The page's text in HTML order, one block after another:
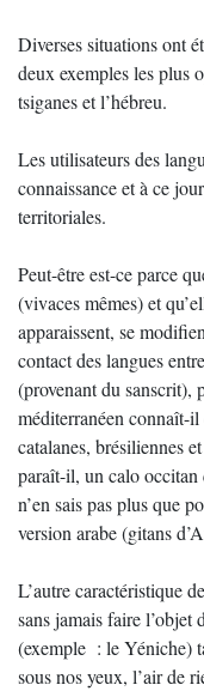
Diverses situations ont
deux exemples les plus
tsiganes et l’hébreu.
Les utilisateurs des
connaissance et à ce
territoriales.
Peut-être est-ce parce
(vivaces mêmes) et
apparaissent, se
contact des langues
(provenant du sanscrit),
méditerranéen connaît-il
catalanes, brésiliennes
paraît-il, un calo occitan
n’en sais pas plus que
version arabe (gitans
L’autre caractéristique
sans jamais faire l’objet
(exemple : le Yéniche)
sous nos yeux, l’air de